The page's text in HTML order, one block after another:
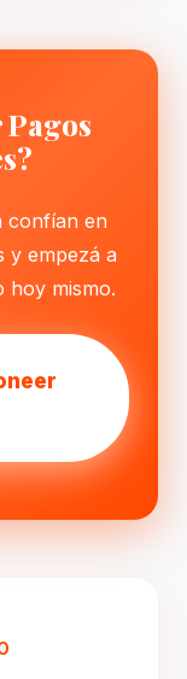
confían en
y empezá a
hoy mismo.